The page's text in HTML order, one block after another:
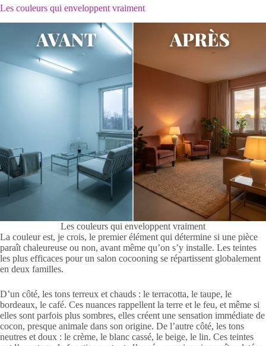
Les couleurs qui enveloppent vraiment
Les couleurs qui enveloppent vraiment
La couleur est, je crois, le premier élément qui détermine si une pièce
paraît chaleureuse ou non, avant même qu’on s’y installe. Les teintes
les plus efficaces pour un salon cocooning se répartissent globalement
en deux familles.
D’un côté, les tons terreux et chauds : le terracotta, le taupe, le
bordeaux, le café. Ces nuances rappellent la terre et le feu, et même si
elles sont parfois plus sombres, elles créent une sensation immédiate de
cocon, presque animale dans son origine. De l’autre côté, les tons
neutres et doux : le crème, le blanc cassé, le beige, le lin. Ces teintes